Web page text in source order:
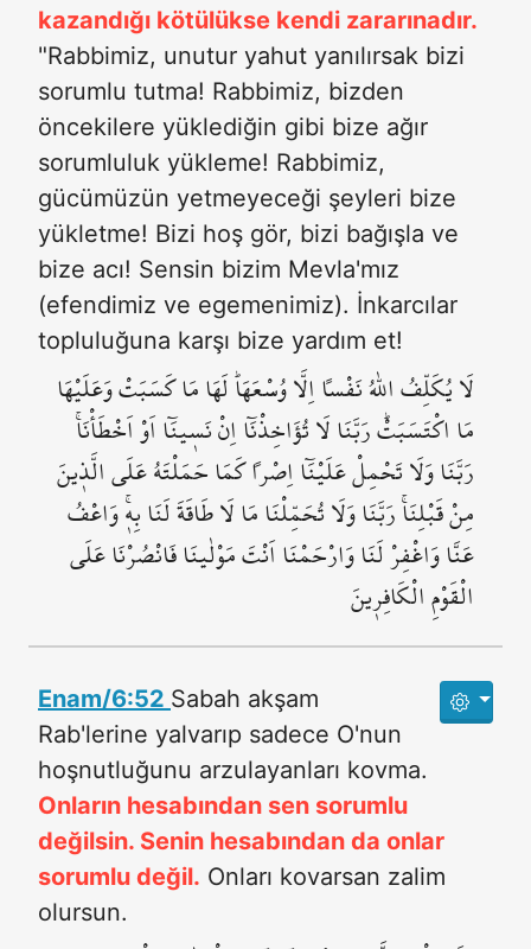
kazandığı kötülükse kendi zararınadır.
"Rabbimiz, unutur yahut yanılırsak bizi
sorumlu tutma! Rabbimiz, bizden
öncekilere yüklediğin gibi bize ağır
sorumluluk yükleme! Rabbimiz,
gücümüzün yetmeyeceği şeyleri bize
yükletme! Bizi hoş gör, bizi bağışla ve
bize acı! Sensin bizim Mevla'mız
(efendimiz ve egemenimiz). İnkarcılar
topluluğuna karşı bize yardım et!
لَا يُكَلِّفُ اللّٰهُ نَفْساً اِلَّا وُسْعَهَاۜ لَهَا مَا كَسَبَتْ وَعَلَيْهَا
مَا اكْتَسَبَتْۜ رَبَّنَا لَا تُؤَاخِذْنَٓا اِنْ نَس۪ينَٓا اَوْ اَخْطَأْنَاۚ
رَبَّنَا وَلَا تَحْمِلْ عَلَيْنَٓا اِصْراً كَمَا حَمَلْتَهُ عَلَى الَّذ۪ينَ
مِنْ قَبْلِنَاۚ رَبَّنَا وَلَا تُحَمِّلْنَا مَا لَا طَاقَةَ لَنَا بِه۪ۚ وَاعْفُ
عَنَّا۠ وَاغْفِرْ لَنَا۠ وَارْحَمْنَا۠ اَنْتَ مَوْلٰينَا فَانْصُرْنَا عَلَى
الْقَوْمِ الْكَافِر۪ينَ
Enam/6:52 Sabah akşam
Rab'lerine yalvarıp sadece O'nun
hoşnutluğunu arzulayanları kovma.
Onların hesabından sen sorumlu
değilsin. Senin hesabından da onlar
sorumlu değil. Onları kovarsan zalim
olursun.